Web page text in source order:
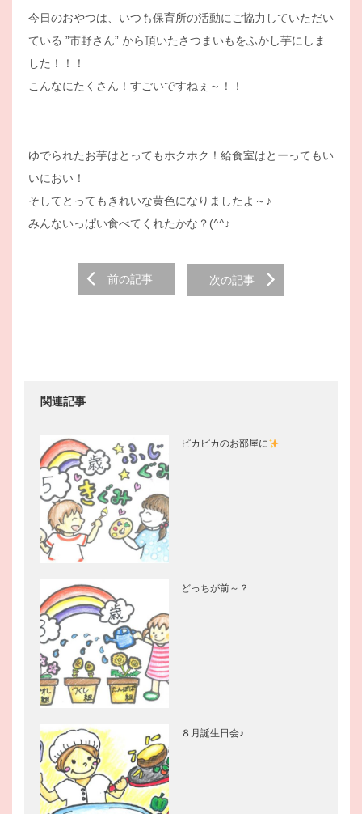
今日のおやつは、いつも保育所の活動にご協力していただい
ている ”市野さん” から頂いたさつまいもをふかし芋にしま
した！！！
こんなにたくさん！すごいですねぇ～！！
ゆでられたお芋はとってもホクホク！給食室はとーってもい
いにおい！
そしてとってもきれいな黄色になりましたよ～♪
みんないっぱい食べてくれたかな？(^^♪
navigation
前の記事 次の記事
関連記事
ピカピカのお部屋に
どっちが前～？
８月誕生日会♪